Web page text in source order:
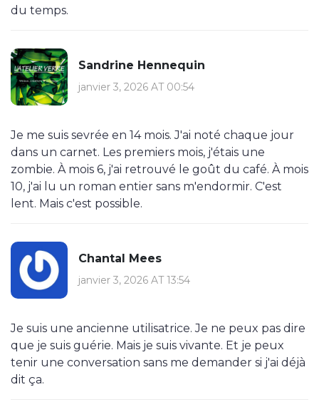
du temps.
Sandrine Hennequin
janvier 3, 2026 AT 00:54
Je me suis sevrée en 14 mois. J'ai noté chaque jour
dans un carnet. Les premiers mois, j'étais une
zombie. À mois 6, j'ai retrouvé le goût du café. À mois
10, j'ai lu un roman entier sans m'endormir. C'est
lent. Mais c'est possible.
Chantal Mees
janvier 3, 2026 AT 13:54
Je suis une ancienne utilisatrice. Je ne peux pas dire
que je suis guérie. Mais je suis vivante. Et je peux
tenir une conversation sans me demander si j'ai déjà
dit ça.